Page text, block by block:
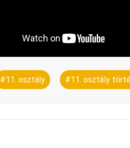
#11. osztály #11. osztály